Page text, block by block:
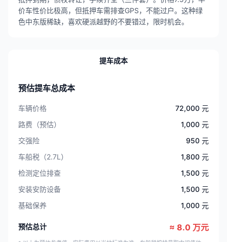
价车性价比极高，但抵押车需排查GPS，不能过户。这种绿
色中东版稀缺，喜欢硬派越野的不要错过，限时机会。
提车成本
预估提车总成本
车辆价格
72,000 元
路费（预估）
1,000 元
交强险
950 元
车船税（2.7L）
1,800 元
检测定位排查
1,500 元
安装安防设备
1,500 元
基础保养
1,000 元
预估总计 ≈ 8.0 万元